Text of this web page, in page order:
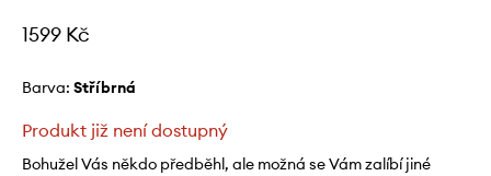
1599 Kč
Barva: stříbrná
Produkt již není dostupný
Bohužel Vás někdo předběhl, ale možná se Vám zalíbí jiné